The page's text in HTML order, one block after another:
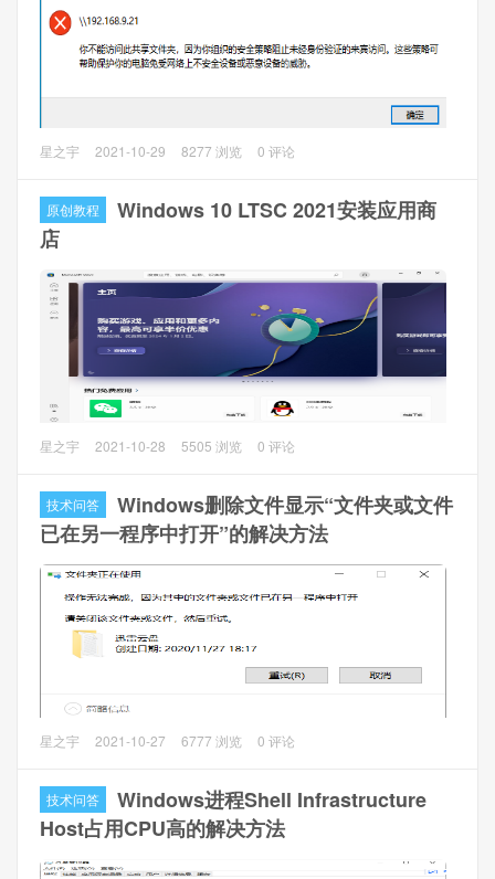
解决方法：
1、方法1：（网上找的）
1）修改注册表（运行regedit），找到：
HKEY_LOCAL_MACHINE > SOFTWARE > Microsoft >
Windows > CurrentVersion > SideBySide，新建DWORD，
命名PreferExternalManifest，并双击设置值为1.
2）在c:\windows\system32新建文件mstsc.exe.manifest，并
输入以下内容：
问题描述
文件夹，因为你组织的安全策略阻止未经身份验证的来宾访
问。这些策略可帮助保护你的电脑免受网络上不安全设备或
恶意设备的威胁。”
解决方法一
该方法可以解决该电脑通过guest账号（密码为空）访问所有
服务器共享文件夹。
1、运行（Windows键+R键），输入gpedit.msc，打开本地组
策略编辑器
开启用不安全的来宾登陆
星之宇 2021-10-29 8277 浏览 0 评论
原创教程
Windows 10 LTSC 2021安装应用商
店
Windows 10 LTSC 2021安装后没有Windows Store应用商
Windows Store应用商店。
操作方法
1、下载本文的资源包
Windows10LTSC2021_Store_x64.zip，并解压到需要安装的
Windows 10 LTSC 2021系统中。
2、解压出来的文件夹，按住Shift键+鼠标右键，点击“在此处
打开Powershell窗口”，输入以下命令运行，等待安装完成。
星之宇 2021-10-28 5505 浏览 0 评论
技术问答
Windows删除文件显示“文件夹或文件
已在另一程序中打开”的解决方法
问题描述
正在使用。操作无法完成，因为其中的文件夹或文件已在另
一程序中打开。请关闭该文件夹或者文件，然后重试”的提
示。也不说明是哪个程序正在调用，大部分时候我们关闭了
程序，但是还是无法删除，还会一直提示这个。
星之宇 2021-10-27 6777 浏览 0 评论
技术问答
Windows进程Shell Infrastructure
Host占用CPU高的解决方法